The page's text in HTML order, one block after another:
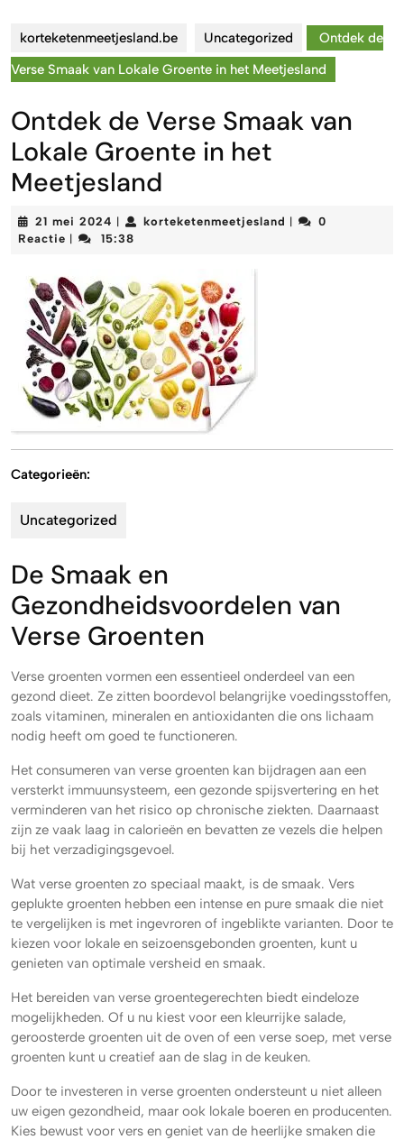
korteketenmeetjesland.be Uncategorized
Ontdek de
Verse Smaak van Lokale Groente in het Meetjesland
Ontdek de Verse Smaak van
Lokale Groente in het
Meetjesland
21 mei 2024 21
mei
korteketenmeetjesland
0
Reactie
15:38
Categorieën:
Uncategorized
De Smaak en
Gezondheidsvoordelen van
Verse Groenten
Verse groenten vormen een essentieel onderdeel van een
gezond dieet. Ze zitten boordevol belangrijke voedingsstoffen,
zoals vitaminen, mineralen en antioxidanten die ons lichaam
nodig heeft om goed te functioneren.
Het consumeren van verse groenten kan bijdragen aan een
versterkt immuunsysteem, een gezonde spijsvertering en het
verminderen van het risico op chronische ziekten. Daarnaast
zijn ze vaak laag in calorieën en bevatten ze vezels die helpen
bij het verzadigingsgevoel.
Wat verse groenten zo speciaal maakt, is de smaak. Vers
geplukte groenten hebben een intense en pure smaak die niet
te vergelijken is met ingevroren of ingeblikte varianten. Door te
kiezen voor lokale en seizoensgebonden groenten, kunt u
genieten van optimale versheid en smaak.
Het bereiden van verse groentegerechten biedt eindeloze
mogelijkheden. Of u nu kiest voor een kleurrijke salade,
geroosterde groenten uit de oven of een verse soep, met verse
groenten kunt u creatief aan de slag in de keuken.
Door te investeren in verse groenten ondersteunt u niet alleen
uw eigen gezondheid, maar ook lokale boeren en producenten.
Kies bewust voor vers en geniet van de heerlijke smaken die